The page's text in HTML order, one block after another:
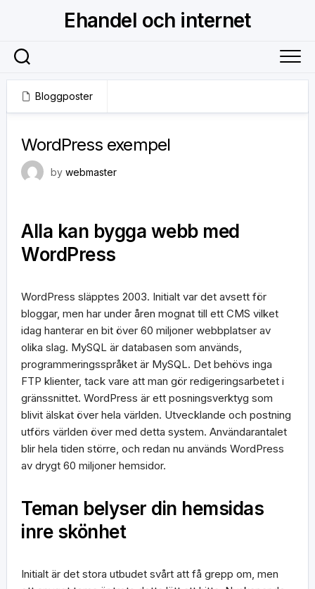
Ehandel och internet
Bloggposter
WordPress exempel
by webmaster
Alla kan bygga webb med
WordPress
WordPress släpptes 2003. Initialt var det avsett för
bloggar, men har under åren mognat till ett CMS vilket
idag hanterar en bit över 60 miljoner webbplatser av
olika slag. MySQL är databasen som används,
programmeringsspråket är MySQL. Det behövs inga
FTP klienter, tack vare att man gör redigeringsarbetet i
gränssnittet. WordPress är ett posningsverktyg som
blivit älskat över hela världen. Utvecklande och postning
utförs världen över med detta system. Användarantalet
blir hela tiden större, och redan nu används WordPress
av drygt 60 miljoner hemsidor.
Teman belyser din hemsidas
inre skönhet
Initialt är det stora utbudet svårt att få grepp om, men